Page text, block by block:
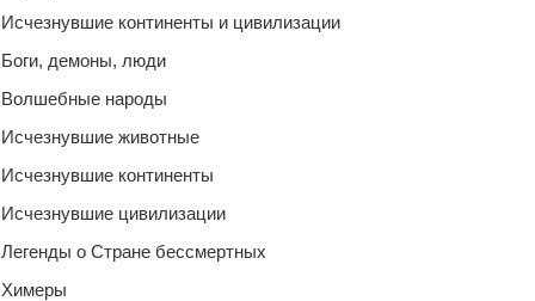
Исчезнувшие континенты и цивилизации
Боги, демоны, люди
Волшебные народы
Исчезнувшие животные
Исчезнувшие континенты
Исчезнувшие цивилизации
Легенды о Стране бессмертных
Химеры